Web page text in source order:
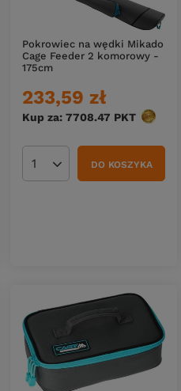
Pokrowiec na wędki Mikado
Cage Feeder 2 komorowy -
175cm
233,59 zł
Kup za: 7708.47 PKT
Ilość produktówDO KOSZYKA